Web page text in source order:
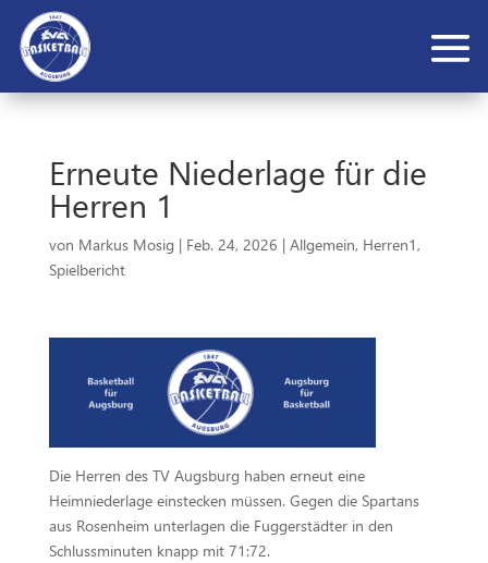
Erneute Niederlage für die
Herren 1
von Markus Mosig | Feb. 24, 2026 | Allgemein, Herren1,
Spielbericht
Die Herren des TV Augsburg haben erneut eine
Heimniederlage einstecken müssen. Gegen die Spartans
aus Rosenheim unterlagen die Fuggerstädter in den
Schlussminuten knapp mit 71:72.